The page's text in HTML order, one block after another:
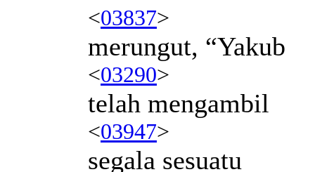
<03837>
merungut, “Yakub
<03290>
telah mengambil
<03947>
segala sesuatu